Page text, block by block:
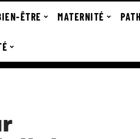
ÊTRE MATERNITÉ